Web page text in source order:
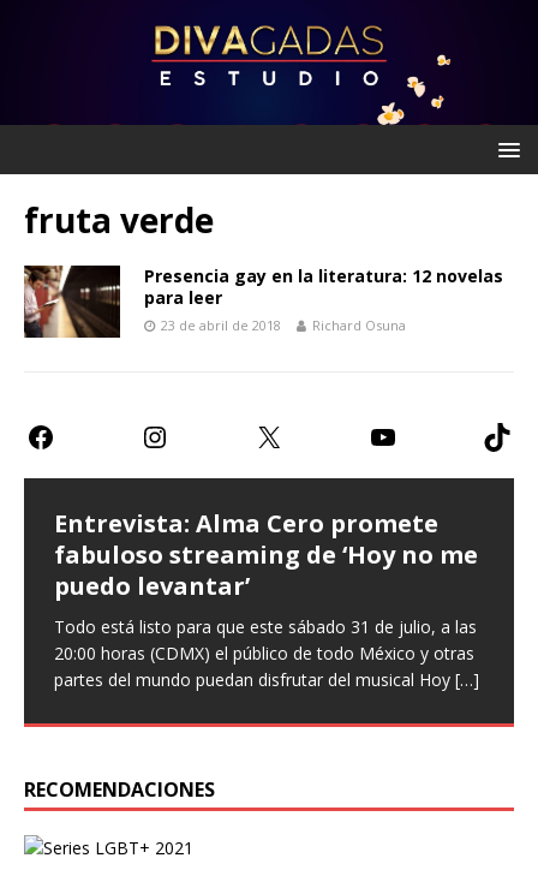
fruta verde
Presencia gay en la literatura: 12 novelas
para leer
23 de abril de 2018 Richard Osuna
Entrevista: Alma Cero promete
fabuloso streaming de ‘Hoy no me
puedo levantar’
Todo está listo para que este sábado 31 de julio, a las
20:00 horas (CDMX) el público de todo México y otras
partes del mundo puedan disfrutar del musical Hoy […]
Entrevista: Paulina Goto expresa
que ‘Nuestro amor es arte’ en
nuevo sencillo
Entrevista Divagadas por Richard Osuna (IG:
@beepbeeprichiemx)Fotografías: Cortesía Nuestro
amor es arte es el nuevo sencillo de Paulina Goto en la
Teatro CDMX: Prometen risas con
‘Infieles’, una obra llena de
enredos
Este miércoles llega una nueva función de la comedia
teatral Infieles, historia que promete Chapu Garza, uno
de los actores que forman parte de la obra, identificará
RECOMENDACIONES